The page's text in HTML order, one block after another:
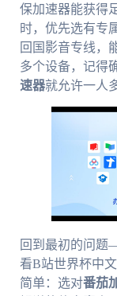
保加速器能获得
时，优先选有专
回国影音专线，
多个设备，记得
速器就允许一人
回到最初的问题
看B站世界杯中
简单：选对番茄